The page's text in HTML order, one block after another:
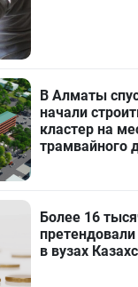
В Алматы
начали
кластер на
трамвайного
Более 16
в вузах